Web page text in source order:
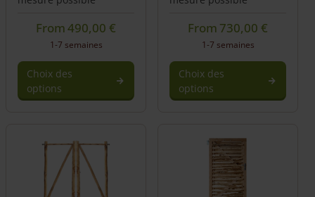
From490,00€
1-7 semaines
Choix des
options
From 730,00€
1-7 semaines
Choix des
options